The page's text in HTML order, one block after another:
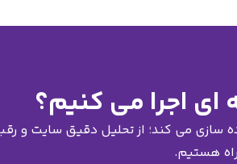
اجرا می کنیم؟
سازی می کند؛ از تحلیل دقیق سایت و
هستیم.